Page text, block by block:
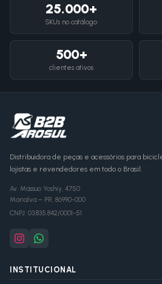
25.000+
SKUs no catálogo
500+
clientes ativos
Distribuidora de peças e acessórios para
lojistas e revendedores em todo o Brasil.
Av. Massuo Yoshiy, 4750
Marialva – PR, 86990-000
CNPJ: 03.835.842/0001-51
INSTITUCIONAL